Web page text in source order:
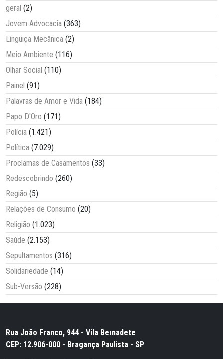
geral (2)
Jovem Advocacia (363)
Linguiça Mecânica (2)
Meio Ambiente (116)
Olhar Social (110)
Painel (91)
Palavras de Amor e Vida (184)
Papo D'Oro (171)
Polícia (1.421)
Política (7.029)
Proclamas de Casamentos (33)
Redescobrindo (260)
Região (5)
Relações de Consumo (20)
Religião (1.023)
Saúde (2.153)
Sepultamentos (316)
Solidariedade (14)
Sub-Versão (228)
Rua João Franco, 944 - Vila Bernadete
CEP: 12.906-000 - Bragança Paulista - SP